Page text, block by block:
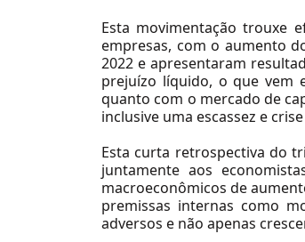
Soluções
Setores
Esta movimentação trouxe
empresas, com o aumento
2022 e apresentaram
prejuízo líquido, o que vem
quanto com o mercado de
inclusive uma escassez e
Esta curta retrospectiva do
juntamente aos
macroeconômicos de
premissas internas como
adversos e não apenas